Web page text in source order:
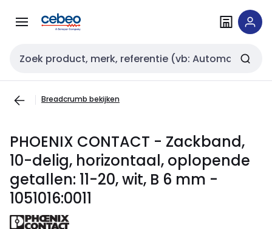
naar
naar
Zoekveld invoer
Breadcrumb bekijken
PHOENIX CONTACT - Zackband,
10-delig, horizontaal, oplopende
getallen: 11-20, wit, B 6 mm -
1051016:0011